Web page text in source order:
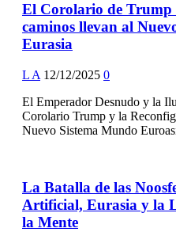
El Corolario de Trump
caminos llevan al
Eurasia
L A 12/12/2025 0
El Emperador Desnudo y la
Corolario Trump y la
Nuevo Sistema Mundo
La Batalla de las
Artificial, Eurasia y la
la Mente